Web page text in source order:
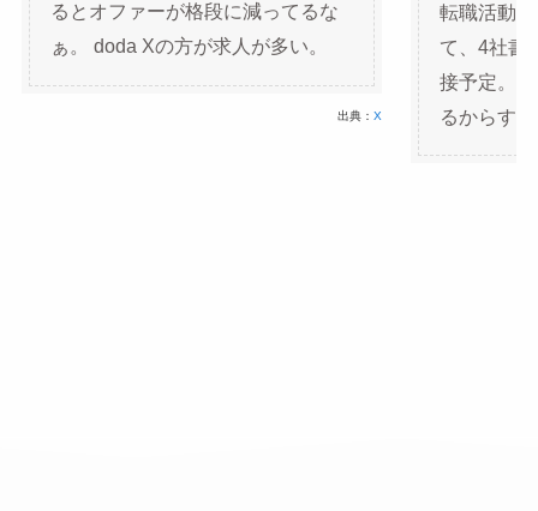
るとオファーが格段に減ってるな
ぁ。 doda Xの方が求人が多い。
出典： X
転職活動
て、4社書
接予定。
るからす